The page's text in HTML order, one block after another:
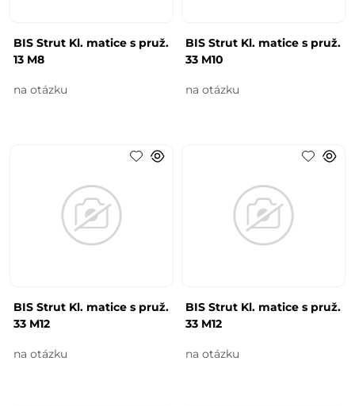
BIS Strut Kl. matice s pruž.
13 M8
na otázku
BIS Strut Kl. matice s pruž.
33 M10
na otázku
BIS Strut Kl. matice s pruž.
33 M12
na otázku
BIS Strut Kl. matice s pruž.
33 M12
na otázku